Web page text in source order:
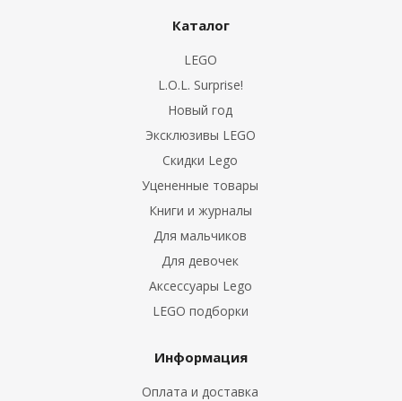
Каталог
LEGO
L.O.L. Surprise!
Новый год
Эксклюзивы LEGO
Скидки Lego
Уцененные товары
Книги и журналы
Для мальчиков
Для девочек
Аксессуары Lego
LEGO подборки
Информация
Оплата и доставка